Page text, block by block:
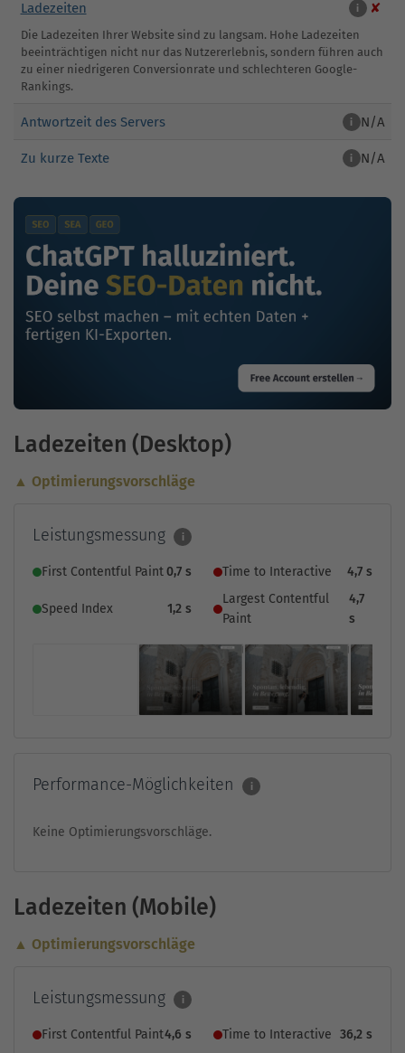
Ladezeiten i ✘
Die Ladezeiten Ihrer Website sind zu langsam. Hohe Ladezeiten
beeinträchtigen nicht nur das Nutzererlebnis, sondern führen auch
zu einer niedrigeren Conversionrate und schlechteren Google-
Rankings.
Antwortzeit des Servers i N/A
Zu kurze Texte i N/A
Ladezeiten (Desktop)
▲ Optimierungsvorschläge
Leistungsmessung i
First Contentful Paint0,7 s Time to Interactive 4,7 s
Speed Index 1,2 s
Largest Contentful
Paint
4,7
s
Performance-Möglichkeiten i
Keine Optimierungsvorschläge.
Ladezeiten (Mobile)
▲ Optimierungsvorschläge
Leistungsmessung i
First Contentful Paint4,6 s Time to Interactive 36,2 s